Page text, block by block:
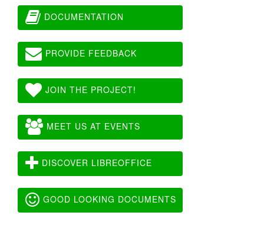
DOCUMENTATION
PROVIDE FEEDBACK
JOIN THE PROJECT!
MEET US AT EVENTS
DISCOVER LIBREOFFICE
GOOD LOOKING DOCUMENTS